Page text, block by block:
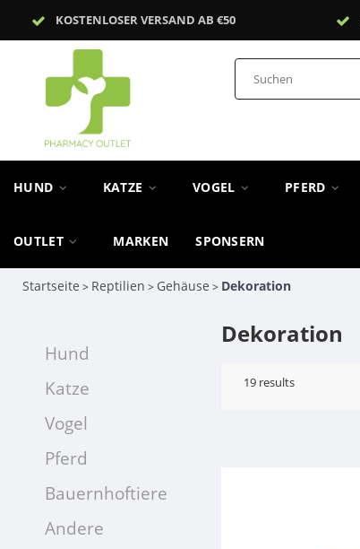
KOSTENLOSER VERSAND AB €50
HUND KATZE VOGEL PFERD
OUTLET MARKEN SPONSERN
Startseite > Reptilien > Gehäuse > Dekoration
Hund
Katze
Vogel
Pferd
Bauernhoftiere
Andere
Dekoration
19 results